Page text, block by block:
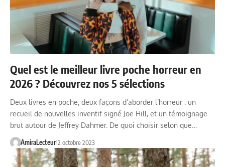
Quel est le meilleur livre poche horreur en
2026 ? Découvrez nos 5 sélections
Deux livres en poche, deux façons d’aborder l’horreur : un
recueil de nouvelles inventif signé Joe Hill, et un témoignage
brut autour de Jeffrey Dahmer. De quoi choisir selon que…
AmiraLecteur12 octobre 2023